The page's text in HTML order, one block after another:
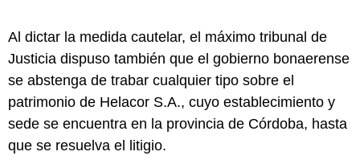
Al dictar la medida cautelar, el máximo tribunal de
Justicia dispuso también que el gobierno bonaerense
se abstenga de trabar cualquier tipo sobre el
patrimonio de Helacor S.A., cuyo establecimiento y
sede se encuentra en la provincia de Córdoba, hasta
que se resuelva el litigio.